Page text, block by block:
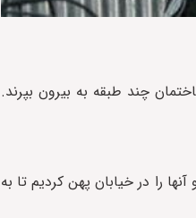
چند طبقه به بیرون بپرند.
را در خیابان پهن کردیم تا به